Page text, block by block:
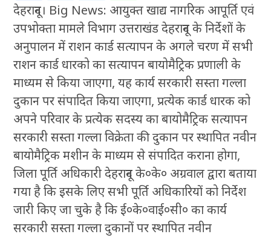
देहरादून। Big News: आयुक्त खाद्य नागरिक आपूर्ति एवं
उपभोक्ता मामले विभाग उत्तराखंड देहरादून के निर्देशों के
अनुपालन में राशन कार्ड सत्यापन के अगले चरण में सभी
राशन कार्ड धारको का सत्यापन बायोमैट्रिक प्रणाली के
माध्यम से किया जाएगा, यह कार्य सरकारी सस्ता गल्ला
दुकान पर संपादित किया जाएगा, प्रत्येक कार्ड धारक को
अपने परिवार के प्रत्येक सदस्य का बायोमैट्रिक सत्यापन
सरकारी सस्ता गल्ला विक्रेता की दुकान पर स्थापित नवीन
बायोमैट्रिक मशीन के माध्यम से संपादित कराना होगा,
जिला पूर्ति अधिकारी देहरादून के०के० अग्रवाल द्वारा बताया
गया है कि इसके लिए सभी पूर्ति अधिकारियों को निर्देश
जारी किए जा चुके है कि ई०के०वाई०सी० का कार्य
सरकारी सस्ता गल्ला दुकानों पर स्थापित नवीन